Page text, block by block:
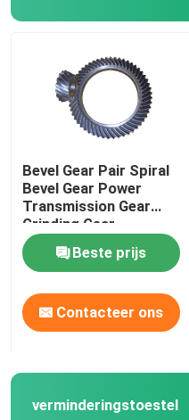
Bevel Gear Pair Spiral
Bevel Gear Power
Transmission Gear
Grinding Gear
Beste prijs
Contacteer ons
verminderingstoestel